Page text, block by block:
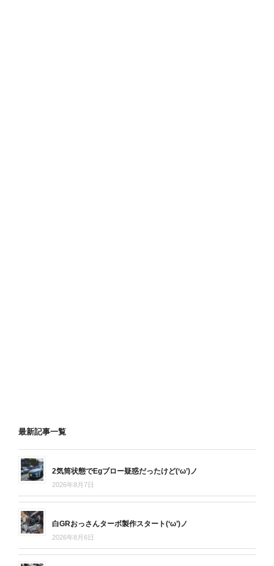
最新記事一覧
2気筒状態でEgブロー疑惑だったけど(‘ω’)ノ
2026年8月7日
白GRおっさんターボ製作スタート(‘ω’)ノ
2026年8月6日